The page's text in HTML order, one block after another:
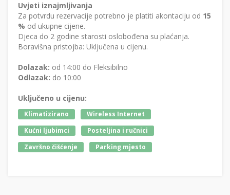
Uvjeti iznajmljivanja
Za potvrdu rezervacije potrebno je platiti akontaciju od 15
% od ukupne cijene.
Djeca do 2 godine starosti oslobođena su plaćanja.
Boravišna pristojba: Uključena u cijenu.
Dolazak: od 14:00 do Fleksibilno
Odlazak: do 10:00
Uključeno u cijenu:
Klimatizirano
Wireless Internet
Kućni ljubimci
Posteljina i ručnici
Završno čišćenje
Parking mjesto